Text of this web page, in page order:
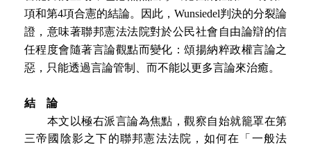
項和第4項合憲的結論。因此，Wunsiedel判決的分裂論
證，意味著聯邦憲法法院對於公民社會自由論辯的信
任程度會隨著言論觀點而變化：頌揚納粹政權言論之
惡，只能透過言論管制、而不能以更多言論來治癒。
結 論
本文以極右派言論為焦點，觀察自始就籠罩在第
三帝國陰影之下的聯邦憲法法院，如何在「一般法